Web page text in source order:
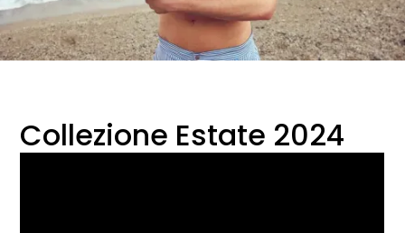
Collezione Estate 2024